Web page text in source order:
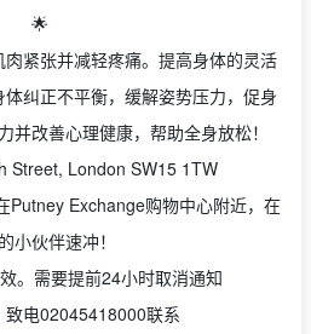
🌟
紧张并减轻疼痛。提高身体的灵活
纠正不平衡，缓解姿势压力，促身
并改善心理健康，帮助全身放松！
Street, London SW15 1TW
Putney Exchange购物中心附近，在
小伙伴速冲！
。需要提前24小时取消通知
电02045418000联系